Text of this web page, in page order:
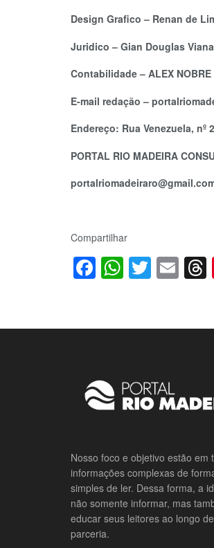
Design Grafico – Renan de
Juridico – Gian Douglas
Contabilidade – ALEX NOBRE
E-mail redação –
Endereço: Rua Venezuela, nº
PORTAL RIO MADEIRA
Compartilhar
Facebook
Nosso foco e objetivo estão em
informações complexas de
simples de ler. Dessa forma, a
não somente informar, mas
educar seus leitores ao longo
parceria.